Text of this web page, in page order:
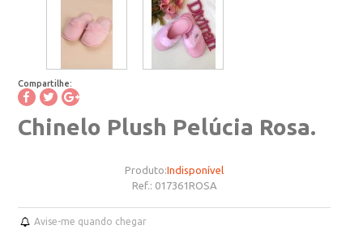
Compartilhe:
Chinelo Plush Pelúcia Rosa.
Produto:Indisponível
Ref.: 017361ROSA
Avise-me quando chegar